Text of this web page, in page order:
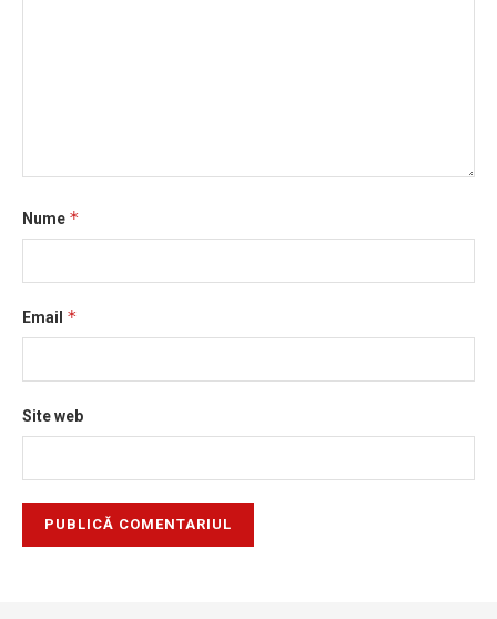
Nume *
Email *
Site web